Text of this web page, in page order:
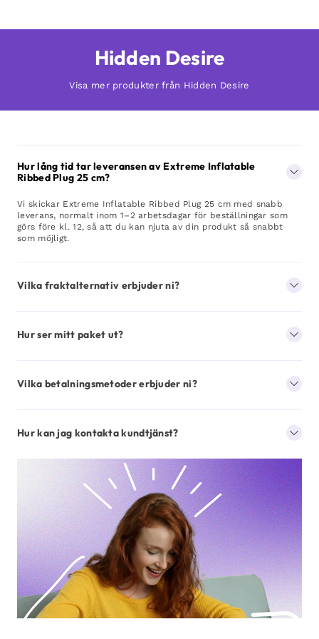
Hidden Desire
Visa mer produkter från Hidden Desire
Hur lång tid tar leveransen av Extreme Inflatable
Ribbed Plug 25 cm?
Vi skickar Extreme Inflatable Ribbed Plug 25 cm med snabb
leverans, normalt inom 1–2 arbetsdagar för beställningar som
görs före kl. 12, så att du kan njuta av din produkt så snabbt
som möjligt.
Vilka fraktalternativ erbjuder ni?
Hur ser mitt paket ut?
Vilka betalningsmetoder erbjuder ni?
Hur kan jag kontakta kundtjänst?